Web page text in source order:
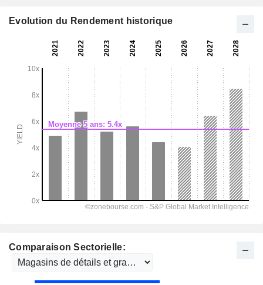
Comparaison Sectorielle:
Evolution du Rendement historique